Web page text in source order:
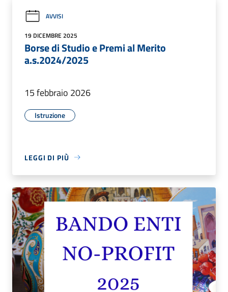
AVVISI
19 DICEMBRE 2025
Borse di Studio e Premi al Merito
a.s.2024/2025
15 febbraio 2026
Istruzione
LEGGI DI PIÙ